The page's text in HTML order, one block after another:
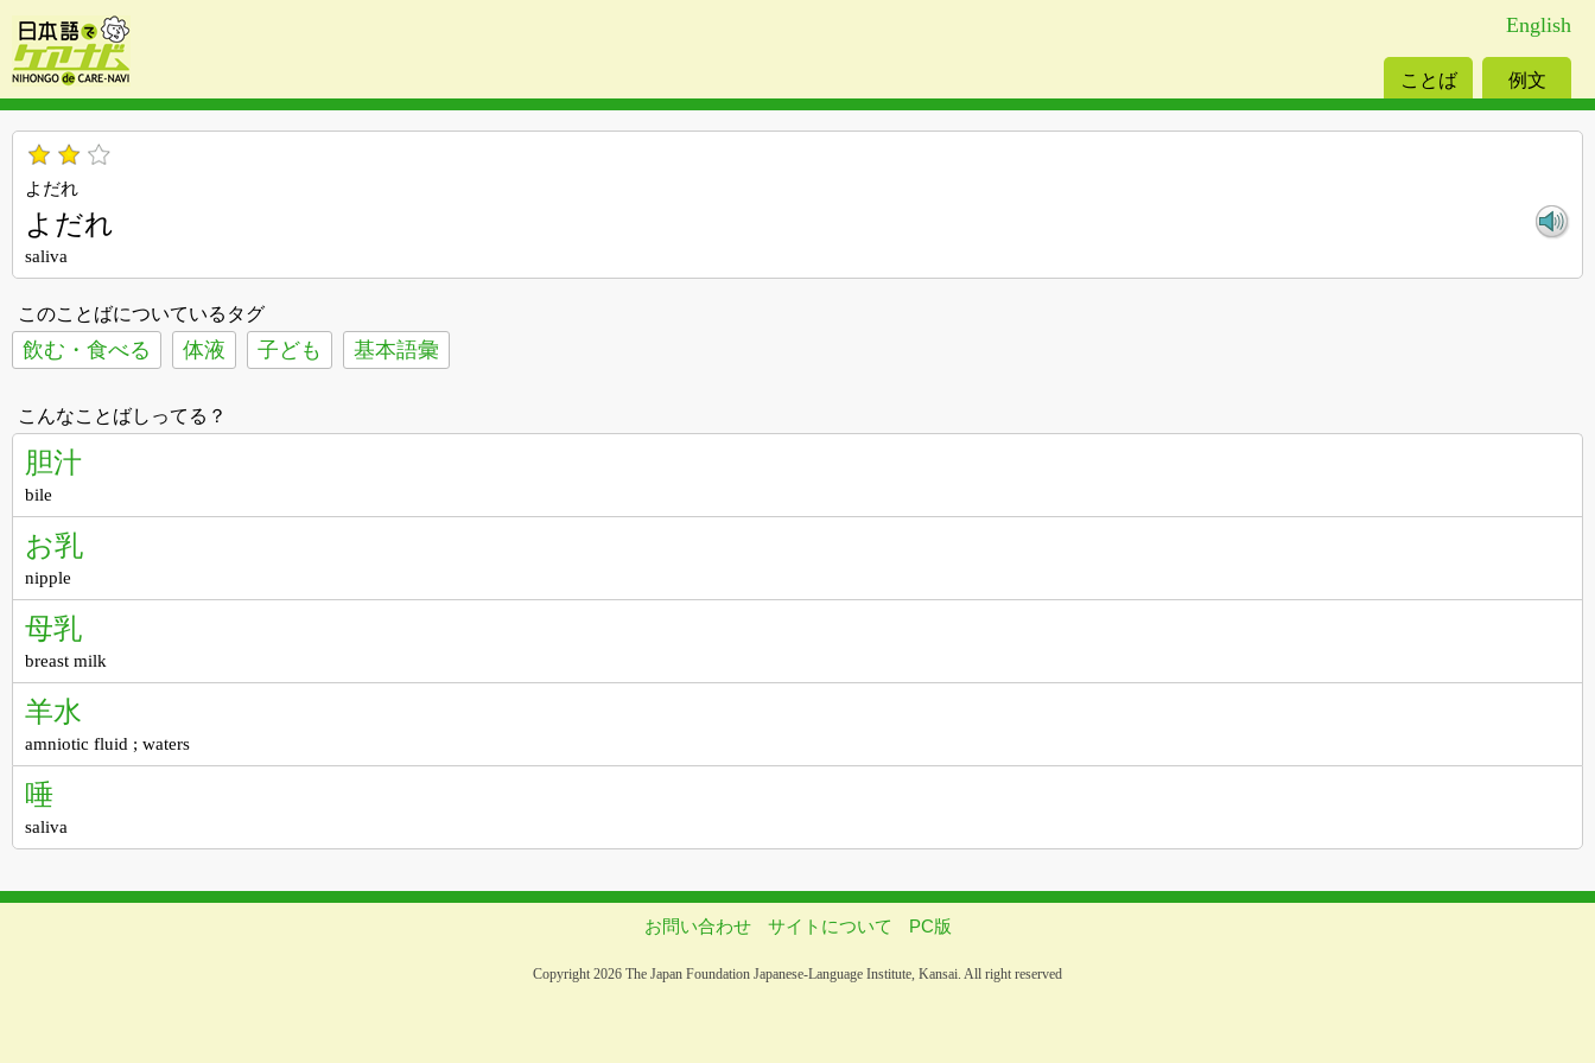
English
ことば 例文
よだれ
よだれ
saliva
このことばについているタグ
飲む・食べる 体液 子ども 基本語彙
こんなことばしってる？
胆汁
bile
お乳
nipple
母乳
breast milk
羊水
amniotic fluid ; waters
唾
saliva
お問い合わせ サイトについて PC版
Copyright 2026 The Japan Foundation Japanese-Language Institute, Kansai. All right reserved